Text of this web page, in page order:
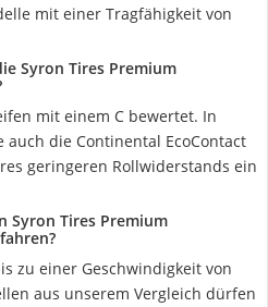
mit einer Tragfähigkeit von
Syron Tires Premium
mit einem C bewertet. In
auch die Continental EcoContact
geringeren Rollwiderstands ein
Syron Tires Premium
zu einer Geschwindigkeit von
aus unserem Vergleich dürfen